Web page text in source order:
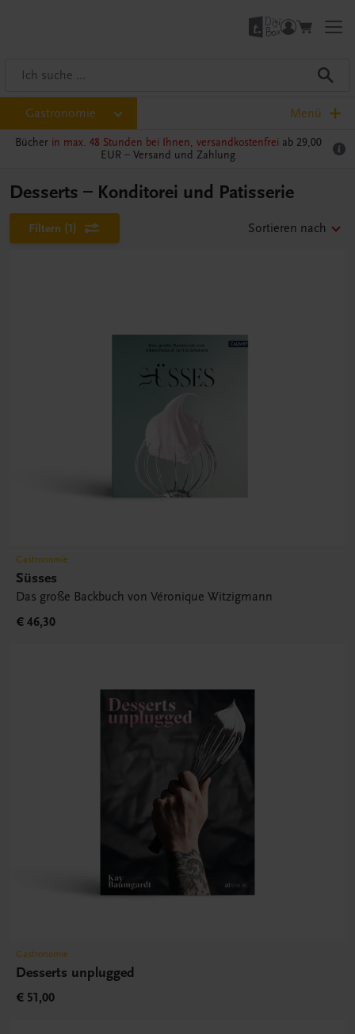
Gastronomie Menü
Bücher in max. 48 Stunden bei Ihnen, versandkostenfrei ab 29,00
EUR – Versand und Zahlung
Desserts – Konditorei und Patisserie
Filtern (1) Sortieren nach
Gastronomie
Süsses
Das große Backbuch von Véronique Witzigmann
€ 46,30
Gastronomie
Desserts unplugged
€ 51,00